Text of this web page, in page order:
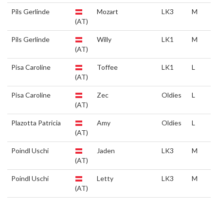
Pils Gerlinde
(AT)
Mozart LK3 M
Pils Gerlinde
(AT)
Willy LK1 M
Pisa Caroline
(AT)
Toffee LK1 L
Pisa Caroline
(AT)
Zec Oldies L
Plazotta Patricia
(AT)
Amy Oldies L
Poindl Uschi
(AT)
Jaden LK3 M
Poindl Uschi
(AT)
Letty LK3 M